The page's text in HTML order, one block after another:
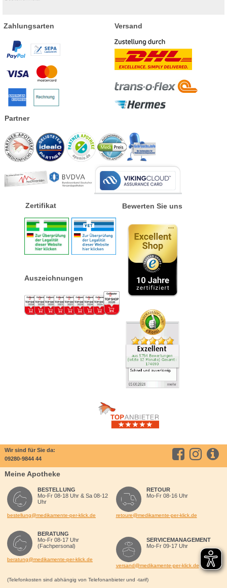
Zahlungsarten Versand
Partner
Zertifikat
Auszeichnungen
Bewerten Sie uns
Wir sind für Sie da:
09280-9844 44
Meine Apotheke
BESTELLUNG
Mo-Fr 08-18 Uhr & Sa 08-12
Uhr
bestellung@medikamente-per-klick.de
BERATUNG
Mo-Fr 08-17 Uhr
(Fachpersonal)
beratung@medikamente-per-klick.de
RETOUR
Mo-Fr 08-16 Uhr
retoure@medikamente-per-klick.de
SERVICEMANAGEMENT
Mo-Fr 09-17 Uhr
versand@medikamente-per-klick.de
(Telefonkosten sind abhängig von Telefonanbieter und -tarif)